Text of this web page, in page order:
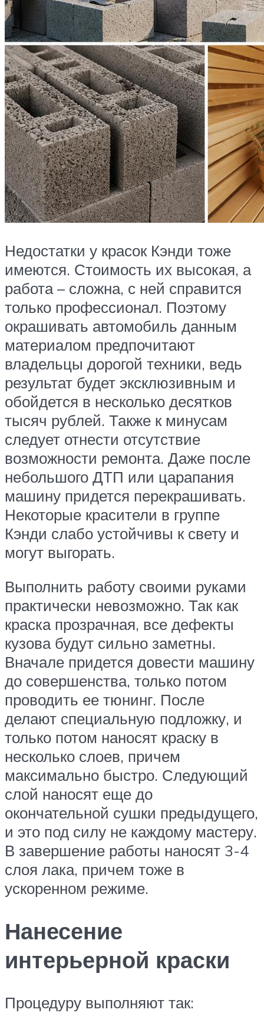
Недостатки у красок Кэнди тоже
имеются. Стоимость их высокая, а
работа – сложна, с ней справится
только профессионал. Поэтому
окрашивать автомобиль данным
материалом предпочитают
владельцы дорогой техники, ведь
результат будет эксклюзивным и
обойдется в несколько десятков
тысяч рублей. Также к минусам
следует отнести отсутствие
возможности ремонта. Даже после
небольшого ДТП или царапания
машину придется перекрашивать.
Некоторые красители в группе
Кэнди слабо устойчивы к свету и
могут выгорать.
Выполнить работу своими руками
практически невозможно. Так как
краска прозрачная, все дефекты
кузова будут сильно заметны.
Вначале придется довести машину
до совершенства, только потом
проводить ее тюнинг. После
делают специальную подложку, и
только потом наносят краску в
несколько слоев, причем
максимально быстро. Следующий
слой наносят еще до
окончательной сушки предыдущего,
и это под силу не каждому мастеру.
В завершение работы наносят 3-4
слоя лака, причем тоже в
ускоренном режиме.
Нанесение
интерьерной краски
Процедуру выполняют так: